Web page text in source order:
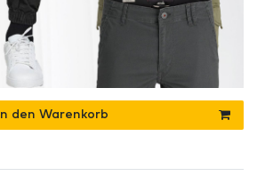
In den Warenkorb